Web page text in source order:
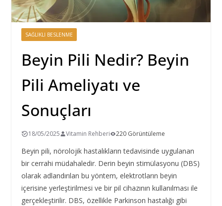
SAĞLIKLI BESLENME
Beyin Pili Nedir? Beyin
Pili Ameliyatı ve
Sonuçları
18/05/2025 Vitamin Rehberi 220 Görüntüleme
Beyin pili, nörolojik hastalıkların tedavisinde uygulanan
bir cerrahi müdahaledir. Derin beyin stimülasyonu (DBS)
olarak adlandırılan bu yöntem, elektrotların beyin
içerisine yerleştirilmesi ve bir pil cihazının kullanılması ile
gerçekleştirilir. DBS, özellikle Parkinson hastalığı gibi